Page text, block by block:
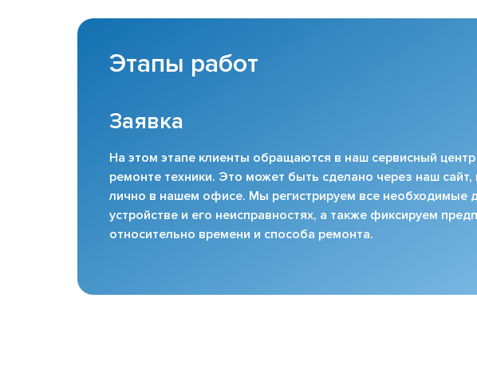
Этапы работ
Заявка
На этом этапе клиенты обращаются в наш сервисный
ремонте техники. Это может быть сделано через наш
лично в нашем офисе. Мы регистрируем все необходимые
устройстве и его неисправностях, а также фиксируем
относительно времени и способа ремонта.